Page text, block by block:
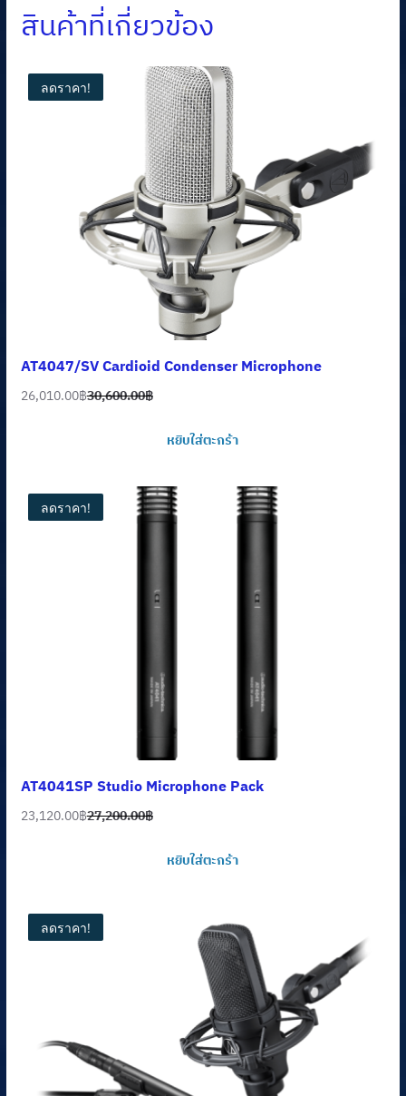
สินค้าที่เกี่ยวข้อง
ลดราคา!
AT4047/SV Cardioid Condenser Microphone
30,600.00฿
Original
26,010.00฿
Current
หยิบใส่ตะกร้า
ลดราคา!
AT4041SP Studio Microphone Pack
27,200.00฿
Original
23,120.00฿
Current
หยิบใส่ตะกร้า
ลดราคา!